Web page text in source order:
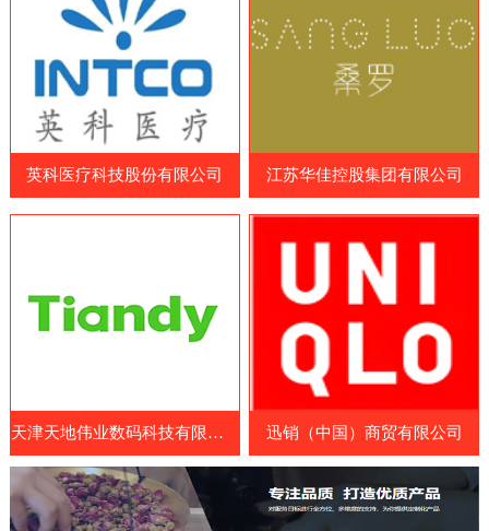
世界各地的专业人士和制造商，包括保健食
品和营养补充剂制造商、原料和配料供应
商、包装和设备制造商等。参展国家包括中
国、日本、韩国、澳大利亚、美国、欧洲
等。展览会涵盖了各种保健食品及原料领
学用途食品、天然保健
展览会是医疗行业的专业展览会，吸引了来
自世界各地的医疗设备制造商、医疗器械制
造商、药品制造商、医疗耗材供应商和相关
企业等专业人士。WHX Lagos展览会展示
了最新的医疗设备、技术和服务，包括医疗
成像设备、手术器械、诊断设备、康复设
备、医疗耗材和药品等。参展商可以展示其
最新的医疗设备、技术和服务，与其他业内
Lagos展览会还提供了一系列的研讨会和论
坛，向参展商和参观者提供了医疗行业的最
新见解、经验和知识。展览会
英科医疗科技股份有限公司 江苏华佳控股集团有限公司
天津天地伟业数码科技有限公司 迅销（中国）商贸有限公司